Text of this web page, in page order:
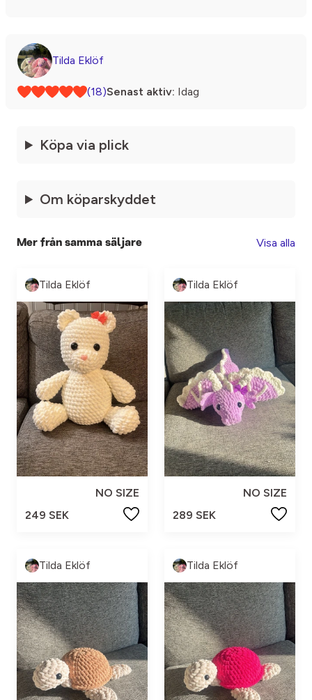
Tilda Eklöf
(18)Senast aktiv: Idag
Köpa via plick
Om köparskyddet
Mer från samma säljare Visa alla
Tilda Eklöf
NO SIZE
249 SEK
Tilda Eklöf
NO SIZE
289 SEK
Tilda Eklöf Tilda Eklöf